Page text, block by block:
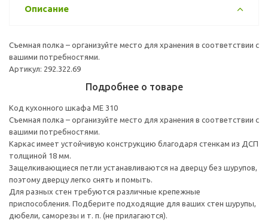
Описание
Съемная полка – организуйте место для хранения в соответствии с
вашими потребностями.
Артикул: 292.322.69
Подробнее о товаре
Код кухонного шкафа ME 310
Съемная полка – организуйте место для хранения в соответствии с
вашими потребностями.
Каркас имеет устойчивую конструкцию благодаря стенкам из ДСП
толщиной 18 мм.
Защелкивающиеся петли устанавливаются на дверцу без шурупов,
поэтому дверцу легко снять и помыть.
Для разных стен требуются различные крепежные
приспособления. Подберите подходящие для ваших стен шурупы,
дюбели, саморезы и т. п. (не прилагаются).